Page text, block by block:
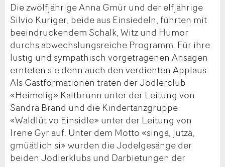
Die zwölfjährige Anna Gmür und der elfjährige
Silvio Kuriger, beide aus Einsiedeln, führten mit
beeindruckendem Schalk, Witz und Humor
durchs abwechslungsreiche Programm. Für ihre
lustig und sympathisch vorgetragenen Ansagen
ernteten sie denn auch den verdienten Applaus.
Als Gastformationen traten der Jodlerclub
«Heimelig» Kaltbrunn unter der Leitung von
Sandra Brand und die Kindertanzgruppe
«Waldlüt vo Einsidle» unter der Leitung von
Irene Gyr auf. Unter dem Motto «singä, jutzä,
gmüätlich si» wurden die Jodelgesänge der
beiden Jodlerklubs und Darbietungen der